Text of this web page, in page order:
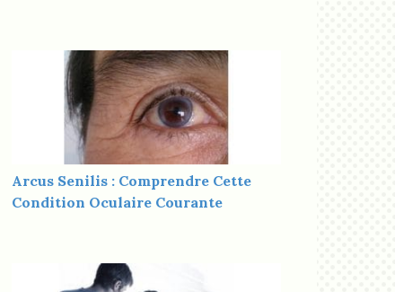
Arcus Senilis : Comprendre Cette
Condition Oculaire Courante